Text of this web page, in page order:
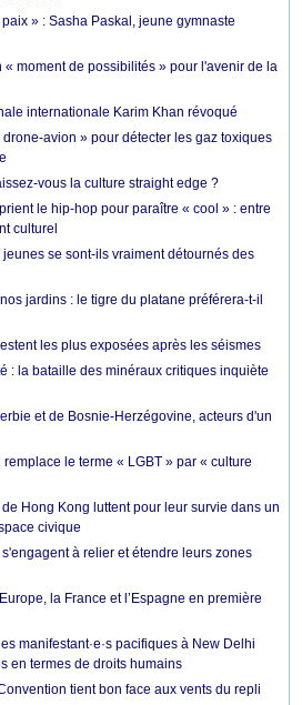
» : Sasha Paskal, jeune gymnaste
« moment de possibilités » pour l'avenir de la
internationale Karim Khan révoqué
avion » pour détecter les gaz toxiques
vous la culture straight edge ?
le hip-hop pour paraître « cool » : entre
culturel
se sont-ils vraiment détournés des
jardins : le tigre du platane préférera-t-il
les plus exposées après les séismes
: la bataille des minéraux critiques inquiète
et de Bosnie-Herzégovine, acteurs d'un
le terme « LGBT » par « culture
Hong Kong luttent pour leur survie dans un
civique
à relier et étendre leurs zones
la France et l’Espagne en première
manifestant·e·s pacifiques à New Delhi
en termes de droits humains
tient bon face aux vents du repli